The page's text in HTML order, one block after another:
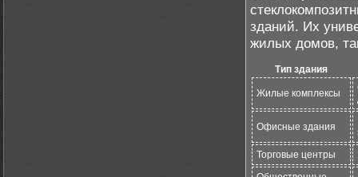
зданий. Их
жилых домов,
Тип здания
Жилые комплексы
Офисные здания
Торговые центры